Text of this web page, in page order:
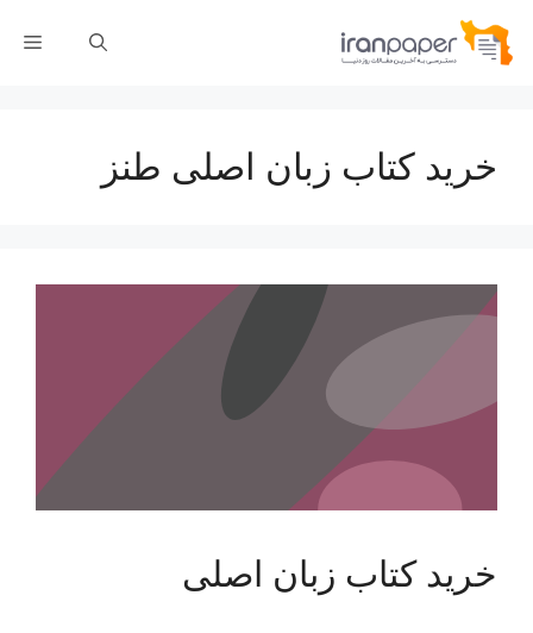
خرید کتاب زبان اصلی طنز
خرید کتاب زبان اصلی